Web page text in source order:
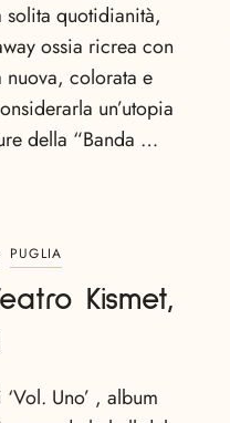
solita quotidianità,
ossia ricrea con
colorata e
un’utopia
della “Banda …
PUGLIA
Kismet,
Uno’ , album